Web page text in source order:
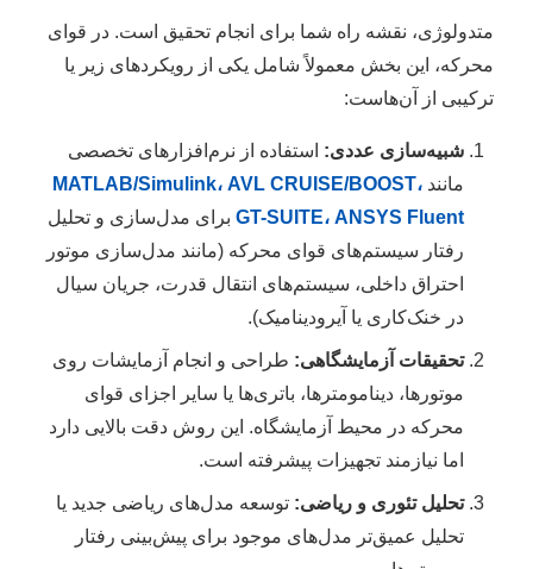
متدولوژی، نقشه راه شما برای انجام تحقیق است. در قوای
محرکه، این بخش معمولاً شامل یکی از رویکردهای زیر یا
ترکیبی از آن‌هاست:
شبیه‌سازی عددی: استفاده از نرم‌افزارهای تخصصی
مانند MATLAB/Simulink، AVL CRUISE/BOOST،
GT-SUITE، ANSYS Fluent برای مدل‌سازی و تحلیل
رفتار سیستم‌های قوای محرکه (مانند مدل‌سازی موتور
احتراق داخلی، سیستم‌های انتقال قدرت، جریان سیال
در خنک‌کاری یا آیرودینامیک).
تحقیقات آزمایشگاهی: طراحی و انجام آزمایشات روی
موتورها، دینامومترها، باتری‌ها یا سایر اجزای قوای
محرکه در محیط آزمایشگاه. این روش دقت بالایی دارد
اما نیازمند تجهیزات پیشرفته است.
تحلیل تئوری و ریاضی: توسعه مدل‌های ریاضی جدید یا
تحلیل عمیق‌تر مدل‌های موجود برای پیش‌بینی رفتار